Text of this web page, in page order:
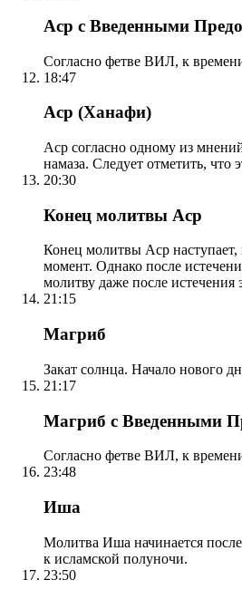
Аср с Введенными
Согласно фетве ВИЛ, к
18:47
Аср (Ханафи)
Аср согласно одному из
намаза. Следует отметить,
20:30
Конец молитвы Аср
Конец молитвы Аср наступает,
момент. Однако после
молитву даже после истечения
21:15
Магриб
Закат солнца. Начало нового
21:17
Магриб с Введенными
Согласно фетве ВИЛ, к
23:48
Иша
Молитва Иша начинается после
к исламской полуночи.
23:50